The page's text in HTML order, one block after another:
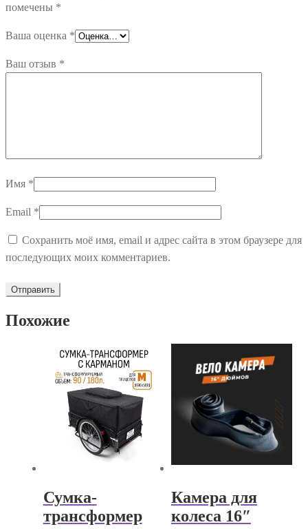
помечены *
Ваша оценка *
Ваш отзыв *
Имя *
Email *
Сохранить моё имя, email и адрес сайта в этом браузере для
последующих моих комментариев.
Похожие
Сумка-
трансформер
Камера для
колеса 16″